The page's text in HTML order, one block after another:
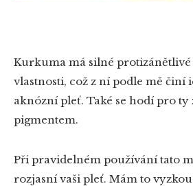
Kurkuma má silné
vlastnosti, což z ní podle mě činí
aknózní pleť. Také se hodí pro ty
pigmentem.
Při pravidelném používání tato
rozjasní vaši pleť. Mám to